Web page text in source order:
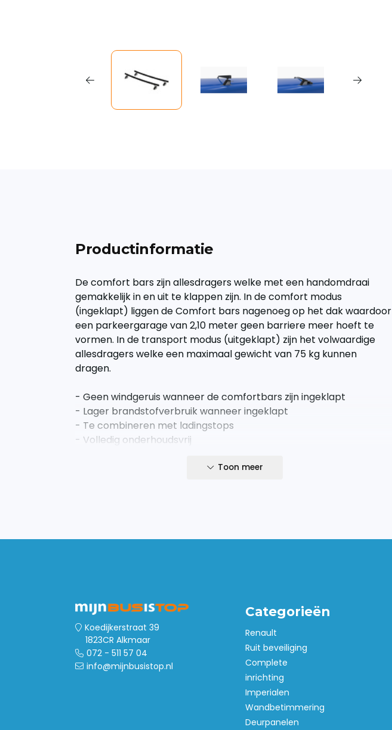
Productinformatie
De comfort bars zijn allesdragers welke met een handomdraai
gemakkelijk in en uit te klappen zijn. In de comfort modus
(ingeklapt) liggen de Comfort bars nagenoeg op het dak waardoor
een parkeergarage van 2,10 meter geen barriere meer hoeft te
vormen. In de transport modus (uitgeklapt) zijn het volwaardige
allesdragers welke een maximaal gewicht van 75 kg kunnen
dragen.
- Geen windgeruis wanneer de comfortbars zijn ingeklapt
- Lager brandstofverbruik wanneer ingeklapt
- Te combineren met ladingstops
- Volledig onderhoudsvrij
Toon meer
Koedijkerstraat 39
1823CR Alkmaar
072 - 511 57 04
info@mijnbusistop.nl
Categorieën
Renault
Ruit beveiliging
Complete
inrichting
Imperialen
Wandbetimmering
Deurpanelen